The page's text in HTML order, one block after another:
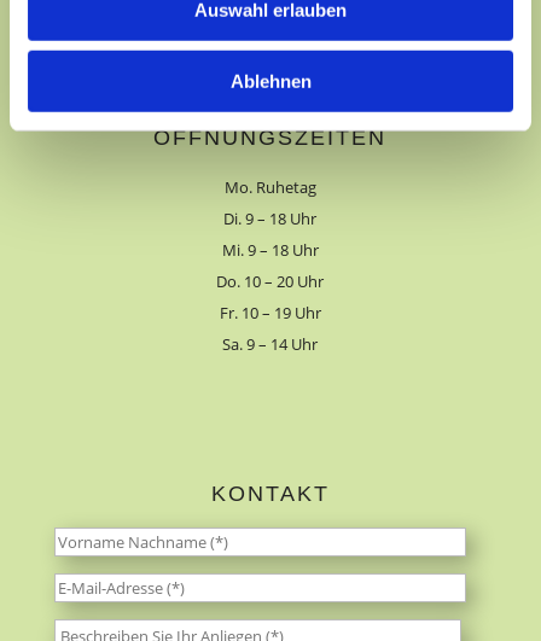
Auswahl erlauben
Ablehnen
06853 – 400 550
salon@haarlekin-theley.de
ÖFFNUNGSZEITEN
Mo. Ruhetag
Di. 9 – 18 Uhr
Mi. 9 – 18 Uhr
Do. 10 – 20 Uhr
Fr. 10 – 19 Uhr
Sa. 9 – 14 Uhr
KONTAKT